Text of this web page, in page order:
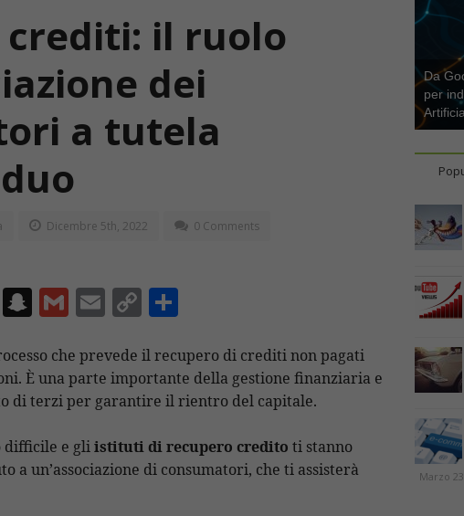
crediti: il ruolo
dei
a tutela
Dicembre 5th, 2022 0 Comments
Li S
a
p
c
h
at
G
ai
l
E
ai
l
C
p
y
Li
n
k
n
di
vi
di
che prevede il recupero di crediti non pagati
È una parte importante della gestione finanziaria e
di terzi per garantire il rientro del capitale.
difficile e gliistituti di recupero credito ti stanno
a un’associazione di consumatori, che ti assisterà
Da
per
Marzo